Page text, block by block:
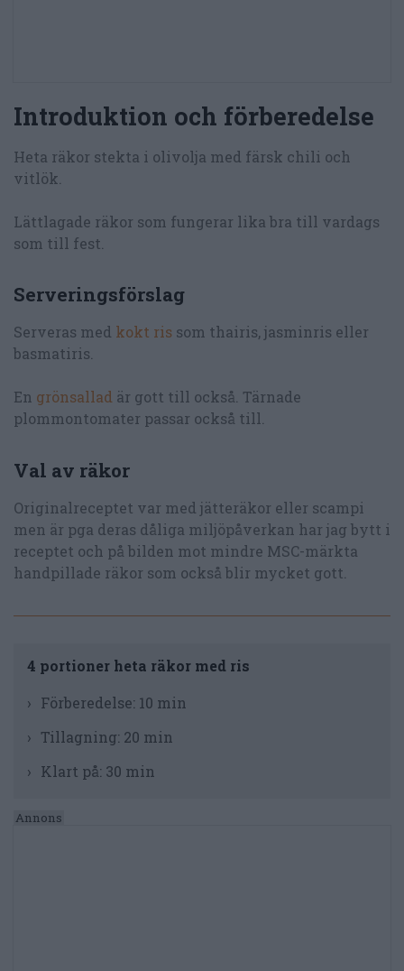
Introduktion och förberedelse
Heta räkor stekta i olivolja med färsk chili och
vitlök.
Lättlagade räkor som fungerar lika bra till vardags
som till fest.
Serveringsförslag
Serveras med kokt ris som thairis, jasminris eller
basmatiris.
En grönsallad är gott till också. Tärnade
plommontomater passar också till.
Val av räkor
Originalreceptet var med jätteräkor eller scampi
men är pga deras dåliga miljöpåverkan har jag bytt i
receptet och på bilden mot mindre MSC-märkta
handpillade räkor som också blir mycket gott.
4 portioner heta räkor med ris
Förberedelse: 10 min
Tillagning: 20 min
Klart på: 30 min